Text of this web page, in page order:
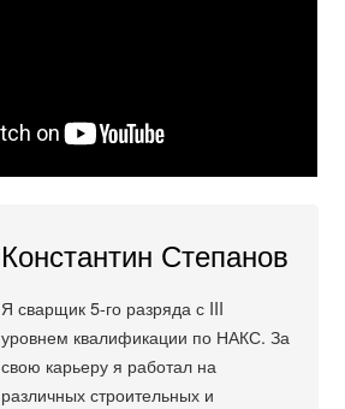
Константин Степанов
Я сварщик 5-го разряда с III
уровнем квалификации по НАКС. За
свою карьеру я работал на
различных строительных и